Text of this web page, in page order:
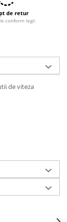
de retur
conform legii
de viteza